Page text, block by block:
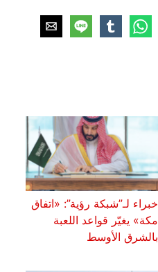
خبراء لـ”شبكة رؤية”: «اتفاق
مكة» يغيّر قواعد اللعبة
بالشرق الأوسط